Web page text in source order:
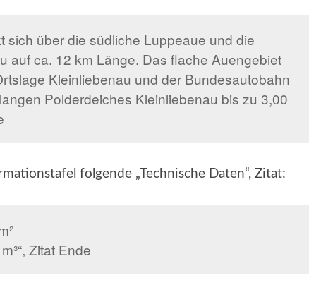
sich über die südliche Luppeaue und die
auf ca. 12 km Länge. Das flache Auengebiet
Kleinliebenau und der Bundesautobahn
Polderdeiches Kleinliebenau bis zu 3,00
folgende „Technische Daten“, Zitat:
Zitat Ende